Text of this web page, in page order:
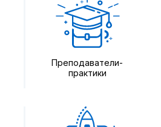
Преподаватели-
практики